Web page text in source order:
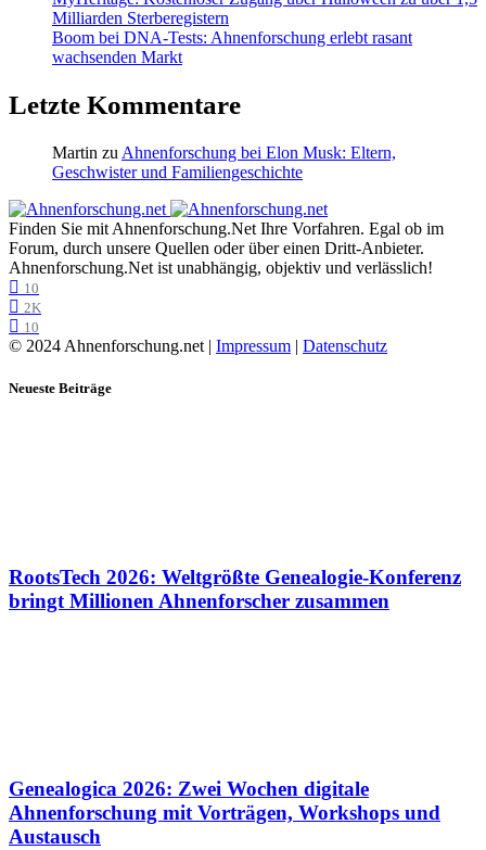
Milliarden Sterberegistern
Boom bei DNA-Tests: Ahnenforschung erlebt rasant
wachsenden Markt
Letzte Kommentare
Martin zu Ahnenforschung bei Elon Musk: Eltern,
Geschwister und Familiengeschichte
Finden Sie mit Ahnenforschung.Net Ihre Vorfahren. Egal ob im
Forum, durch unsere Quellen oder über einen Dritt-Anbieter.
Ahnenforschung.Net ist unabhängig, objektiv und verlässlich!
10
2K
10
© 2024 Ahnenforschung.net | Impressum | Datenschutz
Neueste Beiträge
RootsTech 2026: Weltgrößte Genealogie-Konferenz
bringt Millionen Ahnenforscher zusammen
Genealogica 2026: Zwei Wochen digitale
Ahnenforschung mit Vorträgen, Workshops und
Austausch